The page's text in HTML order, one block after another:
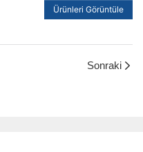
Ürünleri Görüntüle
Sonraki